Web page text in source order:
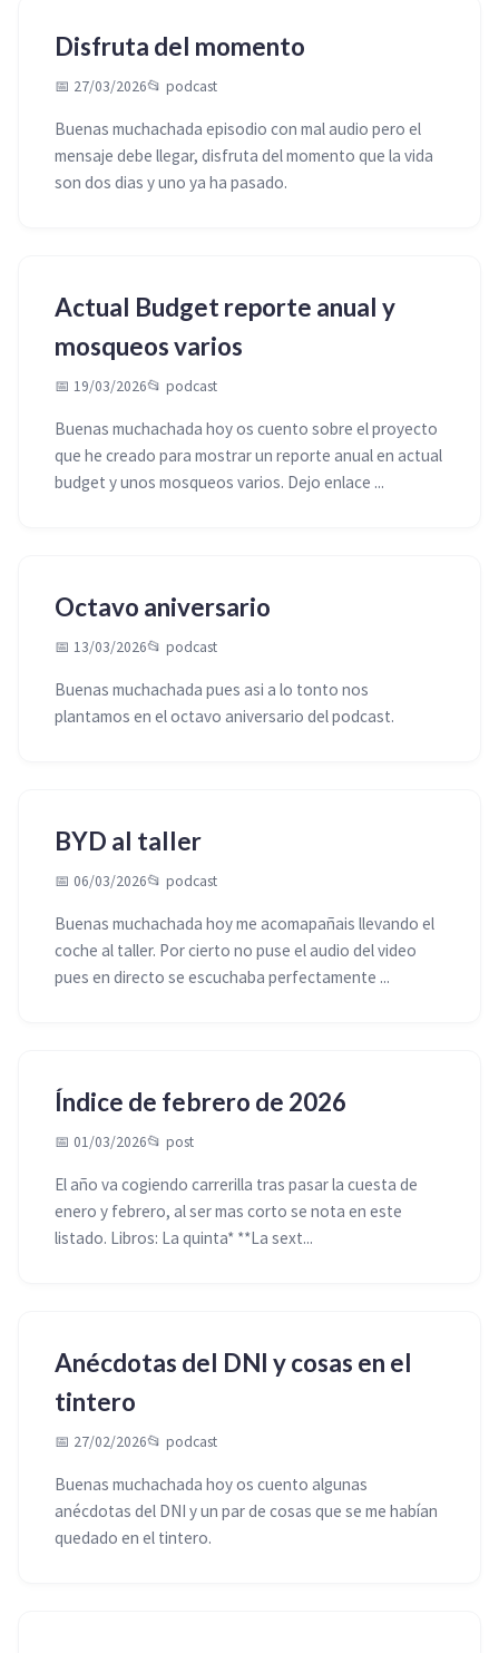
Disfruta del momento
📅 27/03/2026📂 podcast
Buenas muchachada episodio con mal audio pero el
mensaje debe llegar, disfruta del momento que la vida
son dos dias y uno ya ha pasado.
Actual Budget reporte anual y
mosqueos varios
📅 19/03/2026📂 podcast
Buenas muchachada hoy os cuento sobre el proyecto
que he creado para mostrar un reporte anual en actual
budget y unos mosqueos varios. Dejo enlace ...
Octavo aniversario
📅 13/03/2026📂 podcast
Buenas muchachada pues asi a lo tonto nos
plantamos en el octavo aniversario del podcast.
BYD al taller
📅 06/03/2026📂 podcast
Buenas muchachada hoy me acomapañais llevando el
coche al taller. Por cierto no puse el audio del video
pues en directo se escuchaba perfectamente ...
Índice de febrero de 2026
📅 01/03/2026📂 post
El año va cogiendo carrerilla tras pasar la cuesta de
enero y febrero, al ser mas corto se nota en este
listado. Libros: La quinta* **La sext...
Anécdotas del DNI y cosas en el
tintero
📅 27/02/2026📂 podcast
Buenas muchachada hoy os cuento algunas
anécdotas del DNI y un par de cosas que se me habían
quedado en el tintero.